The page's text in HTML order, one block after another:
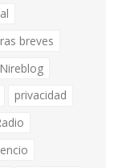
breves
Nireblog
privacidad